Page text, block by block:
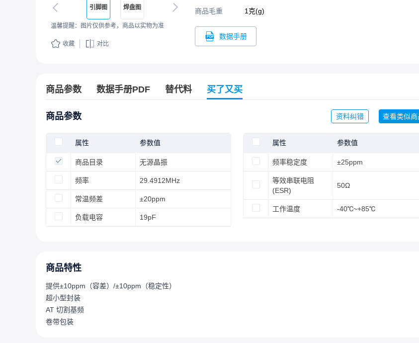
引脚图 焊盘图
温馨提醒：图片仅供参考，商品以实物为准
收藏 对比
商品毛重 1克(g)
数据手册
商品参数 数据手册PDF 替代料 买了又买
商品参数 资料纠错 查看类似商
属性 参数值
商品目录 无源晶振
频率 29.4912MHz
常温频差 ±20ppm
负载电容 19pF
属性 参数值
频率稳定度 ±25ppm
等效串联电阻
(ESR)
50Ω
工作温度 -40℃~+85℃
商品特性
提供±10ppm（容差）/±10ppm（稳定性）
超小型封装
AT 切割基频
卷带包装